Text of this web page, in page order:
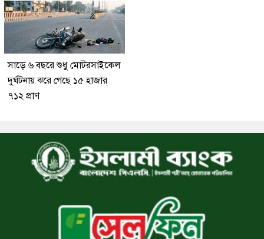
সাড়ে ৬ বছরে শুধু মোটরসাইকেল
দুর্ঘটনায় ঝরে গেছে ১৫ হাজার
৭১২ প্রাণ